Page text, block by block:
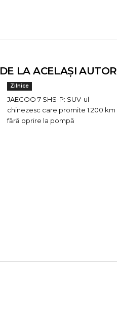
DE LA ACELAȘI AUTOR
Zilnice
JAECOO 7 SHS-P: SUV-ul
chinezesc care promite 1.200 km
fără oprire la pompă